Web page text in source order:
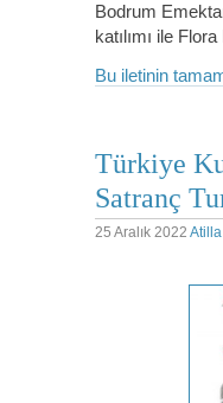
Bodrum
katılımı ile
Bu iletinin
Türkiye
Satranç
25 Aralık 2022